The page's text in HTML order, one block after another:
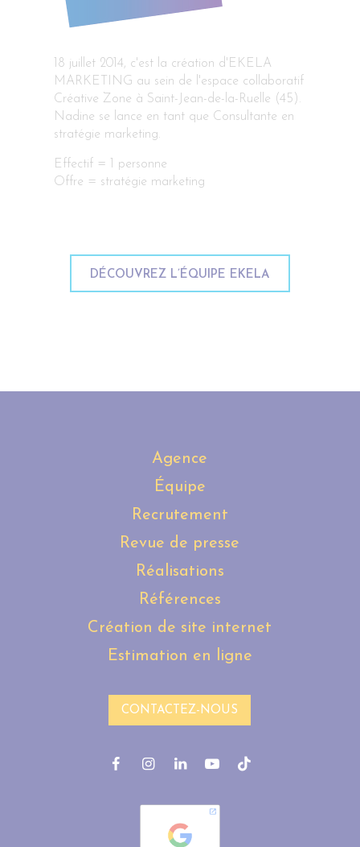
18 juillet 2014, c'est la création d'EKELA
MARKETING au sein de l'espace collaboratif
Créative Zone à Saint-Jean-de-la-Ruelle (45).
Nadine se lance en tant que Consultante en
stratégie marketing.
Effectif = 1 personne
Offre = stratégie marketing
DÉCOUVREZ L’ÉQUIPE EKELA
Agence
Équipe
Recrutement
Revue de presse
Réalisations
Références
Création de site internet
Estimation en ligne
CONTACTEZ-NOUS